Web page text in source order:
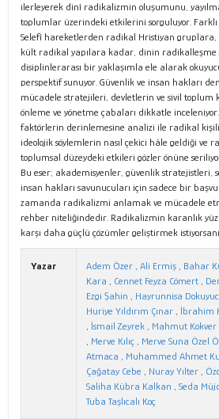
ilerleyerek dinî radikalizmin oluşumunu,
toplumlar üzerindeki etkilerini sorguluyor.
Selefî hareketlerden radikal Hristiyan
kült radikal yapılara kadar, dinin radikalleşme
disiplinlerarası bir yaklaşımla ele alarak
perspektif sunuyor. Güvenlik ve insan hakları
mücadele stratejileri, devletlerin ve sivil toplum
önleme ve yönetme çabaları dikkatle inceleniyor.
faktörlerin derinlemesine analizi ile radikal
ideolojik söylemlerin nasıl çekici hâle geldiği ve
toplumsal düzeydeki etkileri gözler önüne
Bu eser; akademisyenler, güvenlik stratejistleri,
insan hakları savunucuları için sadece bir
zamanda radikalizmi anlamak ve mücadele
rehber niteliğindedir. Radikalizmin karanlık
karşı daha güçlü çözümler geliştirmek
Yazar Adem Özer , Ali Ermiş , Bahar
Kara , Cennet Feyza Cömert ,
Ezgi Şahin , Hayrunnisa
Huriye Yıldırım Çınar , İbrahim
, İsmail Zeyrek , Mahmut Kokver
, Merve Kılıç , Merve Suna Özel
Atmaca , Muhammed Ahmet
Çağatay Cebe , Nuray Yılter ,
Saliha Kübra Kalkan , Seda
Tuba Taşlıcalı Koç